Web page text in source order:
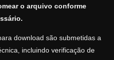
o arquivo conforme
download são submetidas a
incluindo verificação de